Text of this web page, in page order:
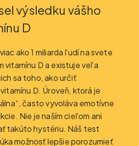
výsledku vášho
D
ako 1 miliarda ľudí na svete
vitamínu D a existuje veľa
sa toho, ako určiť
D. Úroveň, ktorá je
často vyvoláva emotívne
Nie je naším cieľom ani
takúto hystériu. Náš test
možnosť lepšie porozumieť